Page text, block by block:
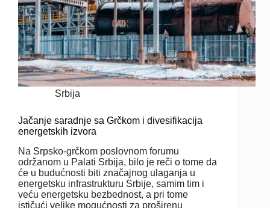
Srbija
Jačanje saradnje sa Grčkom i divesifikacija
energetskih izvora
Na Srpsko-grčkom poslovnom forumu
održanom u Palati Srbija, bilo je reči o tome da
će u budućnosti biti značajnog ulaganja u
energetsku infrastrukturu Srbije, samim tim i
veću energetsku bezbednost, a pri tome
ističući velike mogućnosti za proširenu